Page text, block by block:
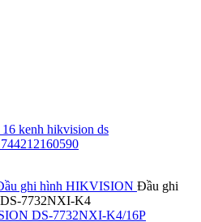
ghi hình HIKVISION Đầu ghi
7732NXI-K4